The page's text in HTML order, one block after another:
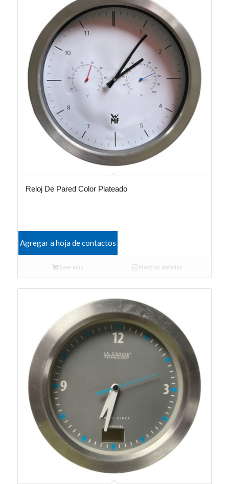
Reloj De Pared Color Plateado
Agregar a hoja de contactos
Leer más Mostrar detalles